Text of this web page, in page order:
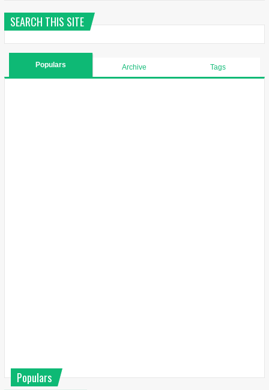
SEARCH THIS SITE
Populars Archive Tags
Populars